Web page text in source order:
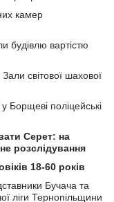
камер
будівлю вартістю
світової шахової
Борщеві поліцейські
Серет: на
розслідування
18-60 років
Бучача та
ліги Тернопільщини